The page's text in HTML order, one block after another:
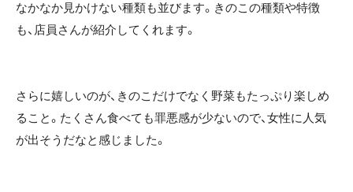
なかなか見かけない種類も並びます。きのこの種類や特徴
も、店員さんが紹介してくれます。
さらに嬉しいのが、きのこだけでなく野菜もたっぷり楽しめ
ること。たくさん食べても罪悪感が少ないので、女性に人気
が出そうだなと感じました。